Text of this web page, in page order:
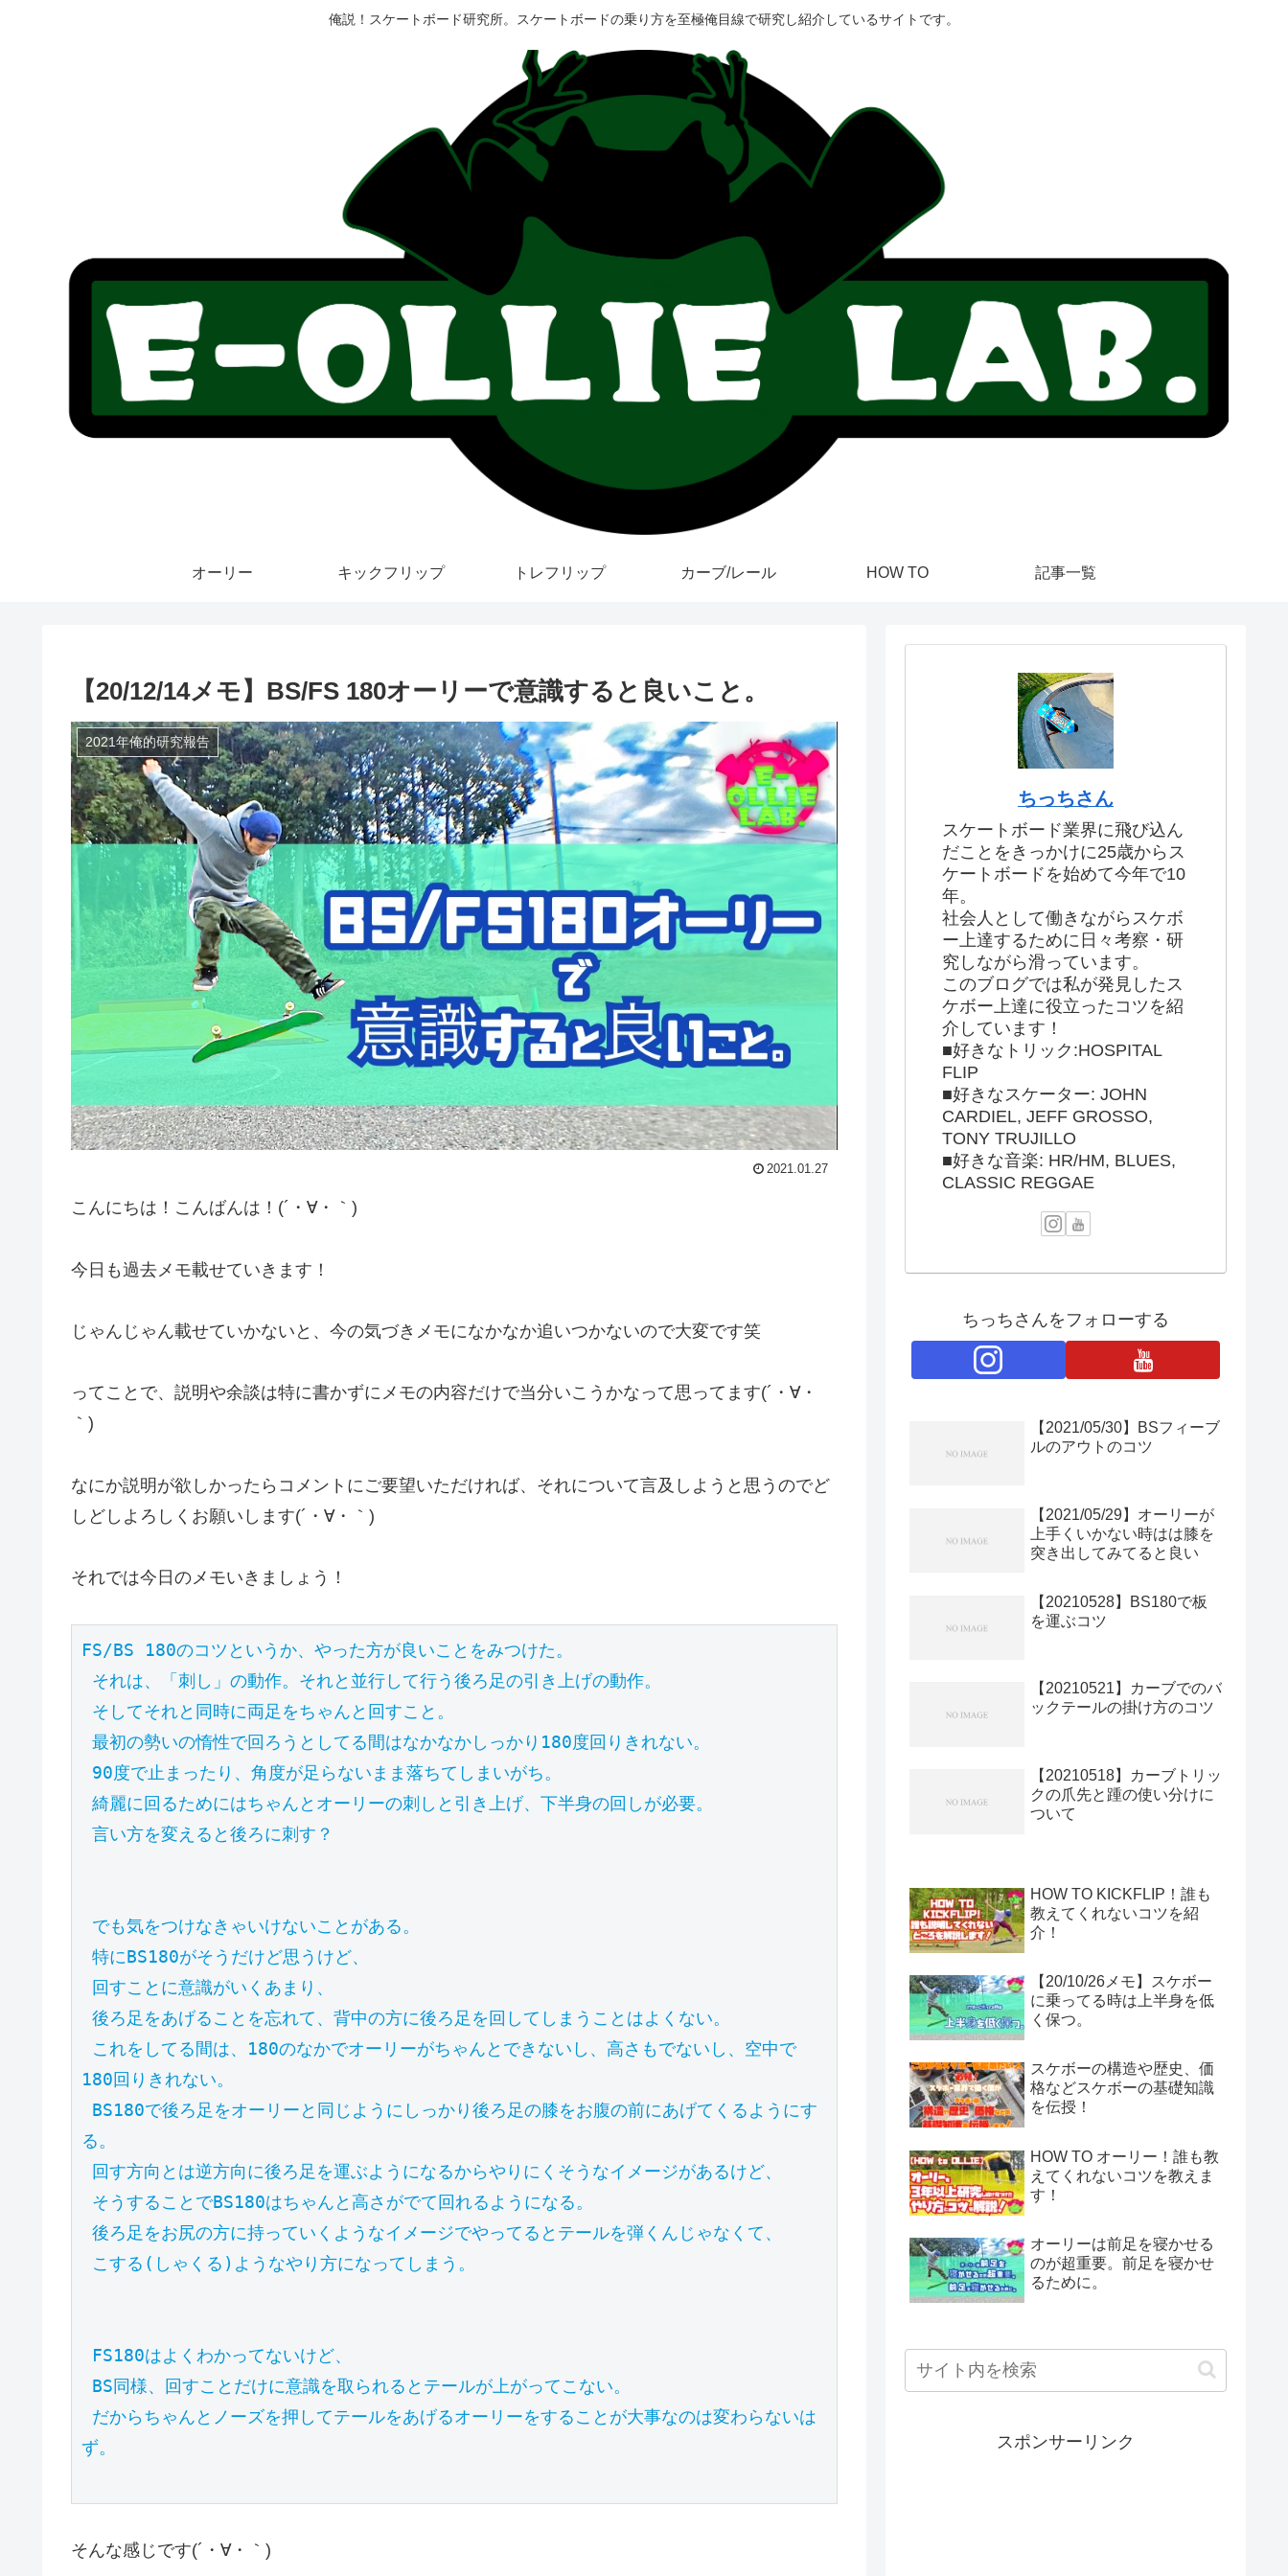
俺説！スケートボード研究所。スケートボードの乗り方を至極俺目線で研究し紹介しているサイトです。
オーリー キックフリップ トレフリップ カーブ/レール HOW TO 記事一覧
【20/12/14メモ】BS/FS 180オーリーで意識すると良いこと。
2021年俺的研究報告
2021.01.27
こんにちは！こんばんは！(´・∀・｀)
今日も過去メモ載せていきます！
じゃんじゃん載せていかないと、今の気づきメモになかなか追いつかないので大変です笑
ってことで、説明や余談は特に書かずにメモの内容だけで当分いこうかなって思ってます(´・∀・
｀)
なにか説明が欲しかったらコメントにご要望いただければ、それについて言及しようと思うのでど
しどしよろしくお願いします(´・∀・｀)
それでは今日のメモいきましょう！
FS/BS 180のコツというか、やった方が良いことをみつけた。
180回りきれない。
る。
ず。
そんな感じです(´・∀・｀)
ちっちさん
スケートボード業界に飛び込ん
だことをきっかけに25歳からス
ケートボードを始めて今年で10
年。
社会人として働きながらスケボ
ー上達するために日々考察・研
究しながら滑っています。
このブログでは私が発見したス
ケボー上達に役立ったコツを紹
介しています！
■好きなトリック:HOSPITAL
FLIP
■好きなスケーター: JOHN
CARDIEL, JEFF GROSSO,
TONY TRUJILLO
■好きな音楽: HR/HM, BLUES,
CLASSIC REGGAE
ちっちさんをフォローする
【2021/05/30】BSフィーブ
ルのアウトのコツ
【2021/05/29】オーリーが
上手くいかない時はは膝を
突き出してみてると良い
【20210528】BS180で板
を運ぶコツ
【20210521】カーブでのバ
ックテールの掛け方のコツ
【20210518】カーブトリッ
クの爪先と踵の使い分けに
ついて
HOW TO KICKFLIP！誰も
教えてくれないコツを紹
介！
【20/10/26メモ】スケボー
に乗ってる時は上半身を低
く保つ。
スケボーの構造や歴史、価
格などスケボーの基礎知識
を伝授！
HOW TO オーリー！誰も教
えてくれないコツを教えま
す！
オーリーは前足を寝かせる
のが超重要。前足を寝かせ
るために。
スポンサーリンク